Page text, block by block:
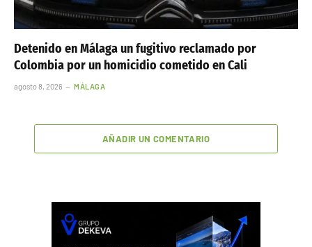
Detenido en Málaga un fugitivo reclamado por
Colombia por un homicidio cometido en Cali
agosto 8, 2026 MÁLAGA
AÑADIR UN COMENTARIO